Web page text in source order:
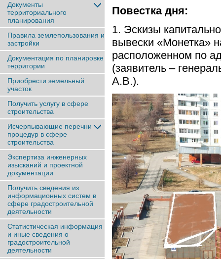
Документы
территориального
планирования
Правила землепользования и
застройки
Документация по планировке
территории
Приобрести земельный
участок
Получить услугу в сфере
строительства
Исчерпывающие перечни
процедур в сфере
строительства
Экспертиза инженерных
изысканий и проектной
документации
Получить сведения из
информационных систем в
сфере градостроительной
деятельности
Статистическая информация
и иные сведения о
градостроительной
деятельности
Повестка дня:
1. Эскизы
вывески «Монетка»
расположенном по
(заявитель –
А.В.).